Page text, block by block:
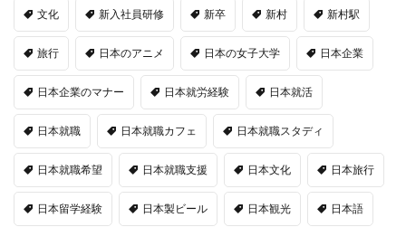
文化 新入社員研修 新卒 新村 新村駅
旅行 日本のアニメ 日本の女子大学 日本企業
日本企業のマナー 日本就労経験 日本就活
日本就職 日本就職カフェ 日本就職スタディ
日本就職希望 日本就職支援 日本文化 日本旅行
日本留学経験 日本製ビール 日本観光 日本語